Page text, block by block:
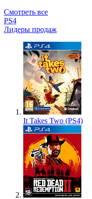
Смотреть все
PS4
Лидеры продаж
It Takes Two (PS4)